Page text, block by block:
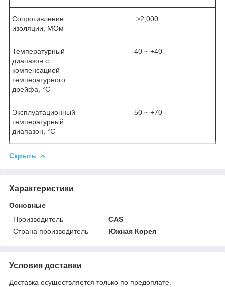
Сопротивление
изоляции, МОм
>2,000
Температурный
диапазон с
компенсацией
температурного
дрейфа, °C
-40 ~ +40
Эксплуатационный
температурный
диапазон, °C
-50 ~ +70
Скрыть
Характеристики
Основные
Производитель
CAS
Страна производитель
Южная Корея
Условия доставки
Доставка осуществляется только по предоплате.